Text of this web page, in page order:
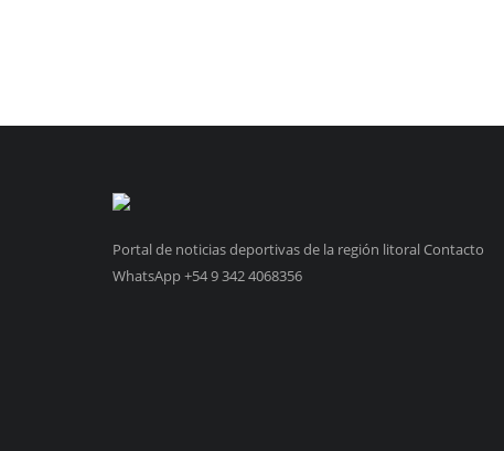
Portal de noticias deportivas de la región litoral Contacto
WhatsApp +54 9 342 4068356